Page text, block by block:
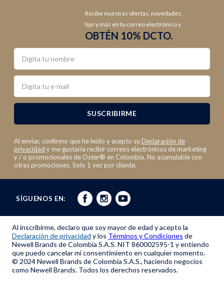
Recibe nuestras ofertas, novedades,
tips y más en tu correo electrónico y
OBTÉN 10% DCTO.
Nombre
Email
SUSCRIBIRME
Al enviar, confirmo que he leído y acepto su Declaración de
privacidad y me gustaría recibir correos electrónicos de marketing
y / o promocionales de Oster® en Colombia. No acumulable con
otras promociones. Solo 1 vez por cliente.
SÍGUENOS EN:
Al inscribirme, declaro que soy mayor de edad y acepto la
Declaración de privacidad y los Términos y Condiciones de
Newell Brands de Colombia S.A.S. NIT 860002595-1 y entiendo
que puedo cancelar mi consentimiento en cualquier momento.
© 2024 Newell Brands de Colombia S.A.S., haciendo negocios
como Newell Brands. Todos los derechos reservados.